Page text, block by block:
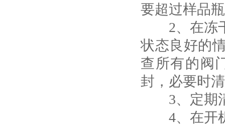
要超过样品
2、在冻干
状态良好的
查所有的阀
封，必要时
3、定期清
4、在开机